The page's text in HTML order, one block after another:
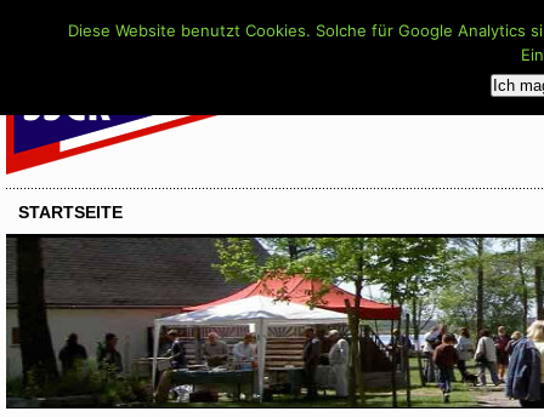
STARTSEITE
Diese Website benutzt Cookies. Solche für Google
Ich